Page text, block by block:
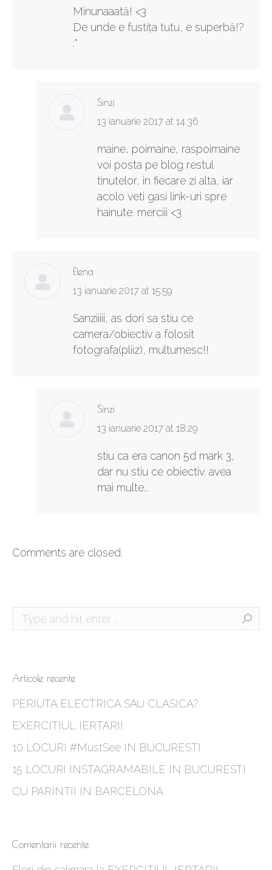
Minunaaată! <3
De unde e fustiţa tutu, e superbă!?
:*
Sinzi
says:
13 ianuarie 2017 at 14:36
maine, poimaine, raspoimaine
voi posta pe blog restul
tinutelor, in fiecare zi alta, iar
acolo veti gasi link-uri spre
hainute. merciii <3
Elena
says:
13 ianuarie 2017 at 15:59
Sanziiiii, as dori sa stiu ce
camera/obiectiv a folosit
fotografa(pliiz), multumesc!!
Sinzi
says:
13 ianuarie 2017 at 18:29
stiu ca era canon 5d mark 3,
dar nu stiu ce obiectiv. avea
mai multe…
Comments are closed.
Search:
Articole recente
PERIUTA ELECTRICA SAU CLASICA?
EXERCITIUL IERTARII
10 LOCURI #MustSee IN BUCURESTI
15 LOCURI INSTAGRAMABILE IN BUCURESTI
CU PARINTII IN BARCELONA
Comentarii recente